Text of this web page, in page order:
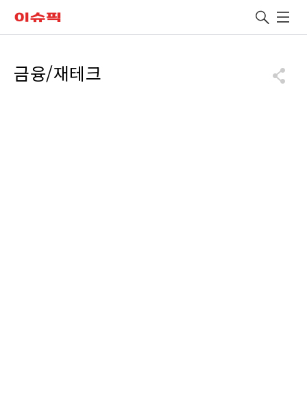
유용한 메뉴
검색
금융/재테크